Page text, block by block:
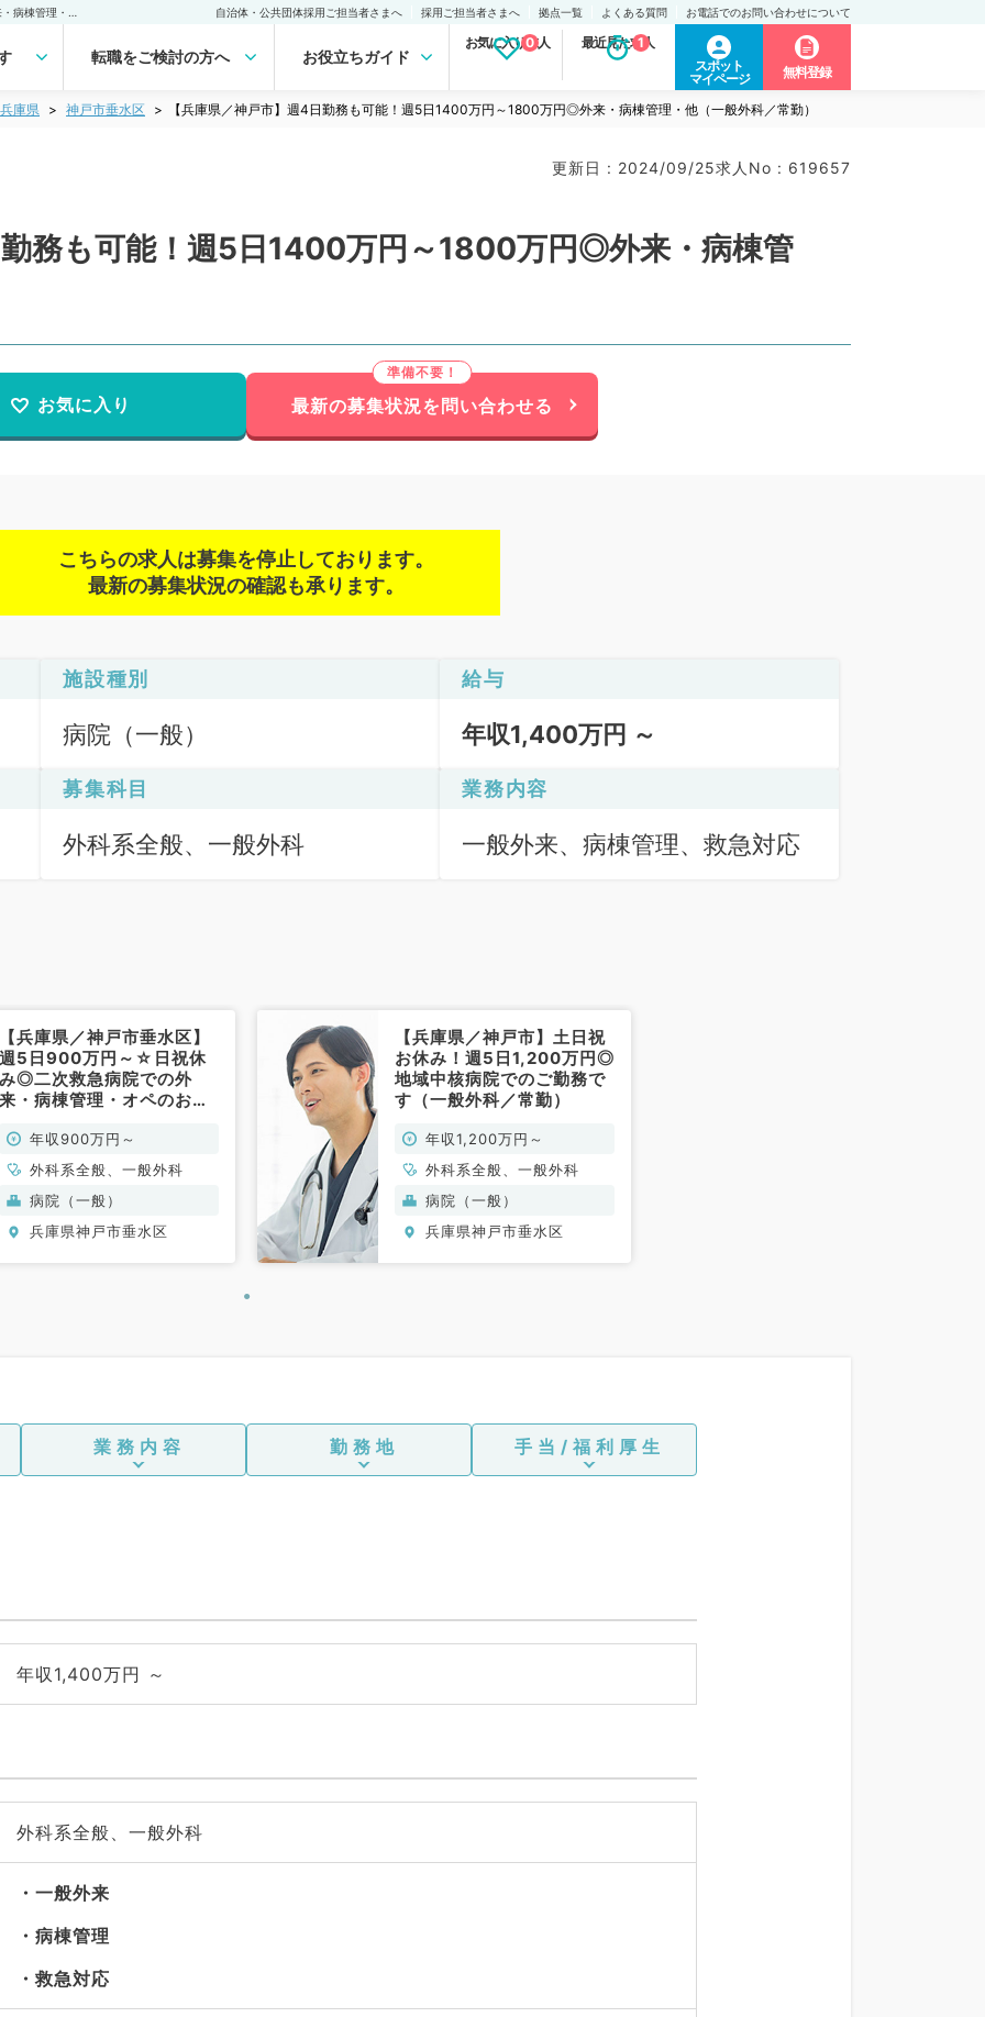
自治体・公共団体採用ご担当者さまへ 採用ご担当者さまへ 拠点一覧 よくある質問 お電話でのお問い合わせについて
転職をご検討の方へ お役立ちガイド
お気に入り求人
0 最近見た求人
1
スポット
マイページ
無料登録
兵庫県 神戸市垂水区 【兵庫県／神戸市】週4日勤務も可能！週5日1400万円～1800万円◎外来・病棟管理・他（一般外科／常勤）
更新日 : 2024/09/25求人No : 619657
務も可能！週5日1400万円～1800万円◎外来・病棟管
お気に入り 最新の募集状況を問い合わせる
こちらの求人は募集を停止しております。
最新の募集状況の確認も承ります。
施設種別
病院（一般）
給与
年収1,400万円 ～
募集科目
外科系全般、一般外科
業務内容
一般外来、病棟管理、救急対応
【兵庫県／神戸市垂水区】
週5日900万円～☆日祝休
み◎二次救急病院での外
来・病棟管理・オペのお仕
年収900万円～
外科系全般、一般外科
病院（一般）
兵庫県神戸市垂水区
【兵庫県／神戸市】土日祝
お休み！週5日1,200万円◎
地域中核病院でのご勤務で
す（一般外科／常勤）
年収1,200万円～
外科系全般、一般外科
病院（一般）
兵庫県神戸市垂水区
業務内容 勤務地 手当/福利厚生
年収1,400万円 ～
外科系全般、一般外科
一般外来
病棟管理
救急対応